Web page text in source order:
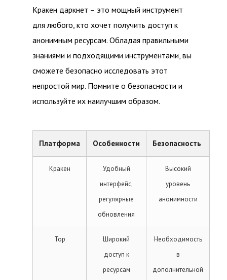
Кракен даркнет – это мощный инструмент
для любого, кто хочет получить доступ к
анонимным ресурсам. Обладая правильными
знаниями и подходящими инструментами, вы
сможете безопасно исследовать этот
непростой мир. Помните о безопасности и
используйте их наилучшим образом.
Платформа Особенности Безопасность
Кракен
Удобный
интерфейс,
регулярные
обновления
Высокий
уровень
анонимности
Тор
Широкий
доступ к
ресурсам
Необходимость
в
дополнительной